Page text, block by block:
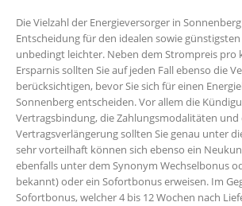
Die Vielzahl der Energieversorger in
Entscheidung für den idealen sowie
unbedingt leichter. Neben dem Strompreis pro
Ersparnis sollten Sie auf jeden Fall ebenso die
berücksichtigen, bevor Sie sich für einen
Sonnenberg entscheiden. Vor allem die
Vertragsbindung, die Zahlungsmodalitäten und
Vertragsverlängerung sollten Sie genau unter
sehr vorteilhaft können sich ebenso ein
ebenfalls unter dem Synonym Wechselbonus
bekannt) oder ein Sofortbonus erweisen. Im
Sofortbonus, welcher 4 bis 12 Wochen nach